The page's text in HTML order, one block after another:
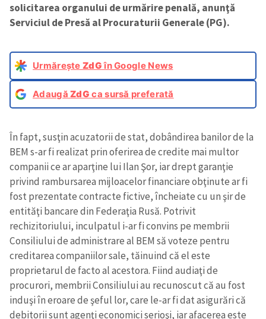
solicitarea organului de urmărire penală, anunţă
Serviciul de Presă al Procuraturii Generale (PG).
Urmărește ZdGîn Google News
AdaugăZdG ca sursă preferată
În fapt, susţin acuzatorii de stat, dobândirea banilor de la
BEM s-ar fi realizat prin oferirea de credite mai multor
companii ce ar aparţine lui Ilan Şor, iar drept garanţie
privind rambursarea mijloacelor financiare obţinute ar fi
fost prezentate contracte fictive, încheiate cu un şir de
entităţi bancare din Federaţia Rusă. Potrivit
rechizitoriului, inculpatul i-ar fi convins pe membrii
Consiliului de administrare al BEM să voteze pentru
creditarea companiilor sale, tăinuind că el este
proprietarul de facto al acestora. Fiind audiaţi de
procurori, membrii Consiliului au recunoscut că au fost
induşi în eroare de şeful lor, care le-ar fi dat asigurări că
debitorii sunt agenţi economici serioşi, iar afacerea este